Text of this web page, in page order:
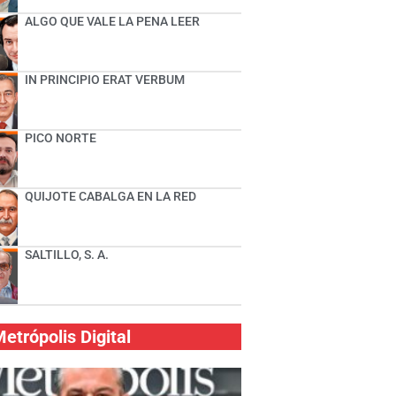
ALGO QUE VALE LA PENA LEER
IN PRINCIPIO ERAT VERBUM
PICO NORTE
QUIJOTE CABALGA EN LA RED
SALTILLO, S. A.
Digital